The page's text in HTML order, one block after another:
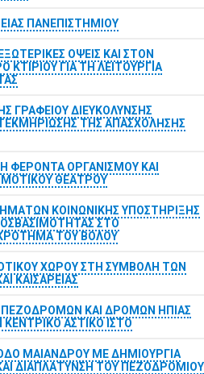
ΠΑΝΕΠΙΣΤΗΜΙΟΥ
ΟΨΕΙΣ ΚΑΙ ΣΤΟΝ
ΚΤΙΡΙΟΥ ΓΙΑ ΤΗ ΛΕΙΤΟΥΡΓΙΑ
ΓΡΑΦΕΙΟΥ ΔΙΕΥΚΟΛΥΝΣΗΣ
ΤΗΣ ΑΠΑΣΧΟΛΗΣΗΣ
ΦΕΡΟΝΤΑ ΟΡΓΑΝΙΣΜΟΥ ΚΑΙ
ΘΕΑΤΡΟΥ
ΚΟΙΝΩΝΙΚΗΣ ΥΠΟΣΤΗΡΙΞΗΣ
ΣΤΟ
ΤΟΥ ΒΟΛΟΥ
ΧΩΡΟΥ ΣΤΗ ΣΥΜΒΟΛΗ ΤΩΝ
ΚΑΙΣΑΡΕΙΑΣ
ΠΕΖΟΔΡOΜΩΝ ΚΑΙ ΔΡΟΜΩΝ ΗΠΙΑΣ
ΑΣΤΙΚΟ ΙΣΤΟ
ΜΑΙΑΝΔΡΟΥ ΜΕ ΔΗΜΙΟΥΡΓΙΑ
ΔΙΑΠΛΑΤΥΝΣΗ ΤΟΥ ΠΕΖΟΔΡΟΜΙΟΥ